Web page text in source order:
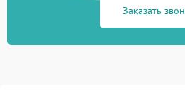
Заказать